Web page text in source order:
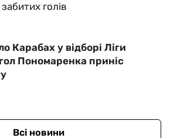
голів
Карабах у відборі Ліги
Пономаренка приніс
Всі новини